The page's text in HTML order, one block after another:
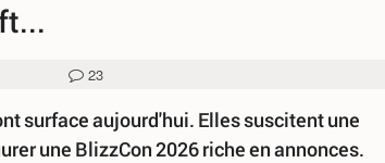
23
surface aujourd'hui. Elles suscitent une
une BlizzCon 2026 riche en annonces.